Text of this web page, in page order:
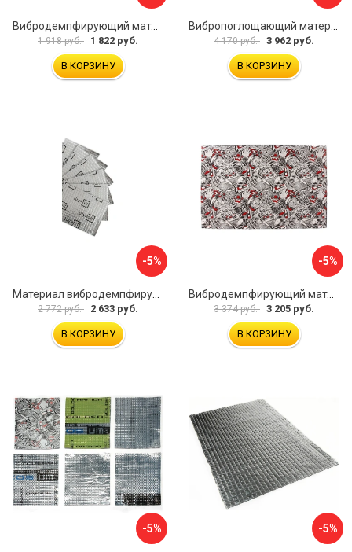
Вибродемпфирующий материал Dreamcar DC-4M0-S070050P17
1 918 руб. 1 822 руб.
В КОРЗИНУ
4 170 руб. 3 962 руб.
В КОРЗИНУ
-5%
2 772 руб. 2 633 руб.
В КОРЗИНУ
-5%
Вибродемпфирующий материал Dreamcar DC-4M0-S070050P18
3 374 руб. 3 205 руб.
В КОРЗИНУ
-5% -5%